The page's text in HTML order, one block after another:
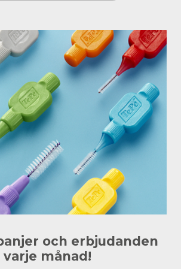
och erbjudanden
varje månad!